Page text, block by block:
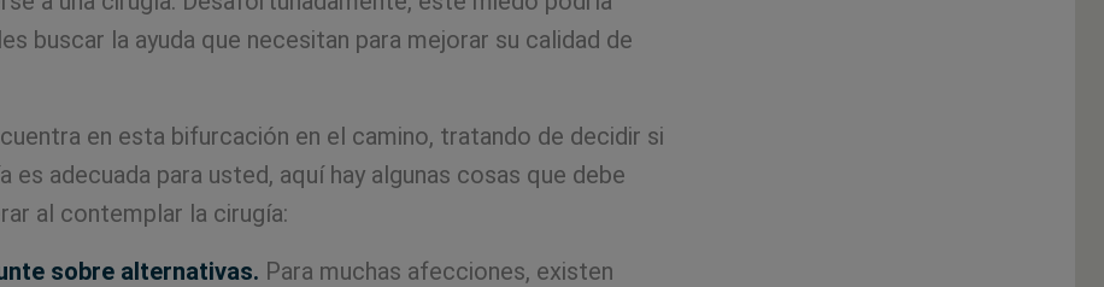
buscar la ayuda que necesitan para mejorar su calidad de
en esta bifurcación en el camino, tratando de decidir si
es adecuada para usted, aquí hay algunas cosas que debe
al contemplar la cirugía:
sobre alternativas. Para muchas afecciones, existen